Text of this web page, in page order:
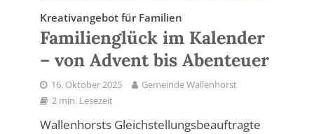
Kreativangebot für Familien
Familienglück im Kalender
– von Advent bis Abenteuer
16. Oktober 2025
Gemeinde Wallenhorst
2 min. Lesezeit
Wallenhorsts Gleichstellungsbeauftragte